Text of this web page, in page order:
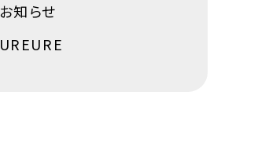
お知らせ
UREURE